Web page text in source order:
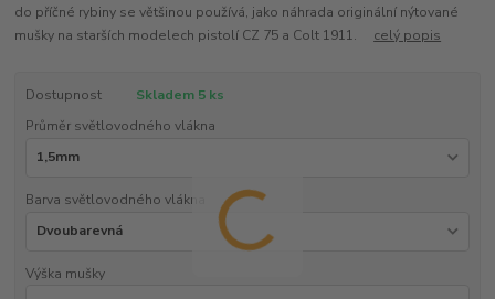
do příčné rybiny se většinou používá, jako náhrada originální nýtované
mušky na starších modelech pistolí CZ 75 a Colt 1911. celý popis
Dostupnost
Skladem 5 ks
Průměr světlovodného vlákna
Barva světlovodného vlákna
Výška mušky